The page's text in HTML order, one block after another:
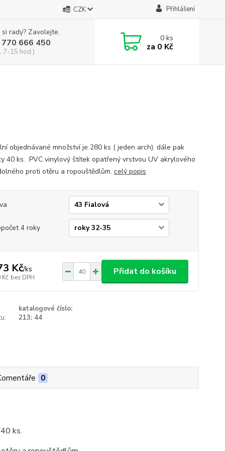
CZK Přihlášení
rady? Zavolejte.
666 450
7-15 hod.)
0ks
za 0 Kč
objednávané množství je 280 ks ( jeden arch). dále pak
40 ks. PVC vinylový štítek opatřený vrstvou UV akrylového
proti otěru a ropouštědlům. celý popis
4 roky
Kč/ks
Kč bez DPH
Přidat do košíku
katalogové číslo:
213: 44
0
ks.